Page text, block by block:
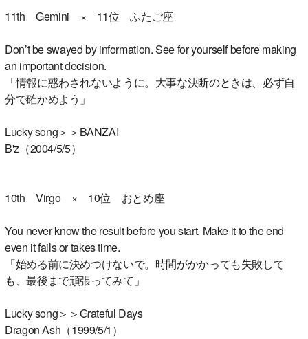
11th Gemini × 11位 ふたご座
Don’t be swayed by information. See for yourself before making
an important decision.
「情報に惑わされないように。大事な決断のときは、必ず自
分で確かめよう」
Lucky song＞＞BANZAI
B'z（2004/5/5）
10th Virgo × 10位 おとめ座
You never know the result before you start. Make it to the end
even it fails or takes time.
「始める前に決めつけないで。時間がかかっても失敗して
も、最後まで頑張ってみて」
Lucky song＞＞Grateful Days
Dragon Ash（1999/5/1）